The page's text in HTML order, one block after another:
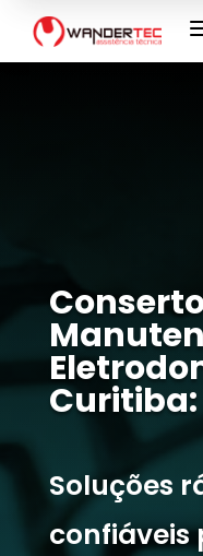
Curitiba:
Soluções
confiáveis